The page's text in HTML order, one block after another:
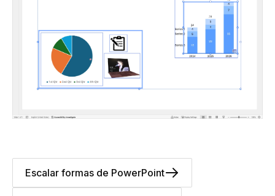
Escalar formas de PowerPoint